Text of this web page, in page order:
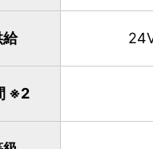
給
※2